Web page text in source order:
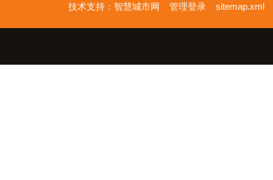
技术支持： 智慧城市网 管理登录 sitemap.xml